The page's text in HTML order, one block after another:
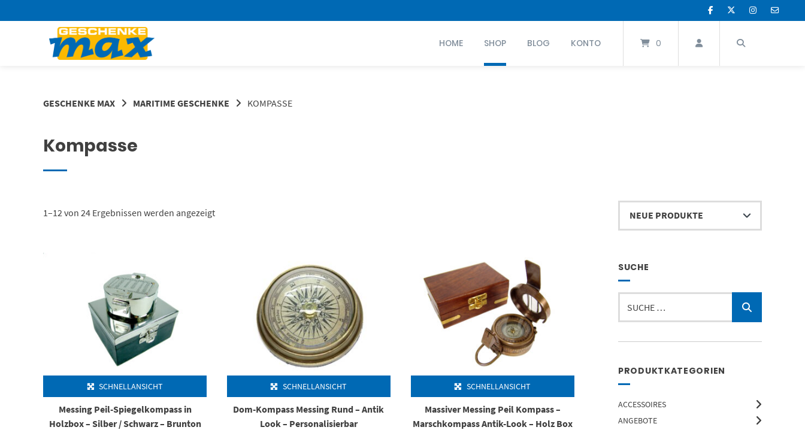
Sie
HOME SHOP BLOG KONTO 0
GESCHENKE MAX MARITIME GESCHENKE KOMPASSE
Kompasse
1–12 von 24 Ergebnissen werden angezeigtNach
SCHNELLANSICHT
Messing Peil-Spiegelkompass in
Holzbox – Silber / Schwarz – Brunton
SCHNELLANSICHT
Dom-Kompass Messing Rund – Antik
Look – Personalisierbar
SCHNELLANSICHT
Massiver Messing Peil Kompass –
Marschkompass Antik-Look – Holz Box
SUCHE
nach:
PRODUKTKATEGORIEN
ACCESSOIRES
ANGEBOTE